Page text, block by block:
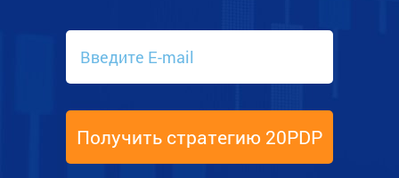
Получить стратегию 20PDP